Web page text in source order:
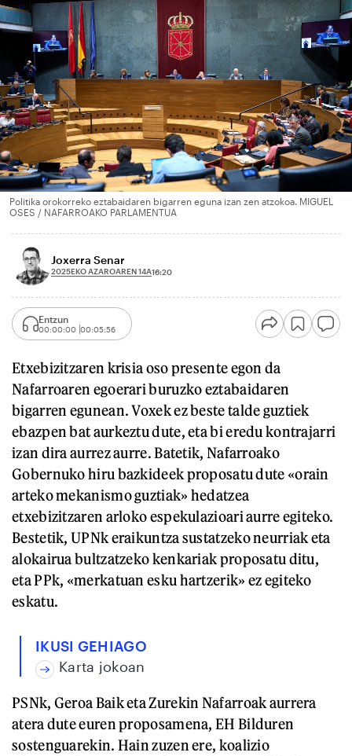
Politika orokorreko eztabaidaren bigarren eguna izan zen atzokoa. MIGUEL
OSES / NAFARROAKO PARLAMENTUA
Joxerra Senar
2025EKO AZAROAREN 14A16:20
Entzun
00:00:00 00:05:56
Etxebizitzaren krisia oso presente egon da
Nafarroaren egoerari buruzko eztabaidaren
bigarren egunean. Voxek ez beste talde guztiek
ebazpen bat aurkeztu dute, eta bi eredu kontrajarri
izan dira aurrez aurre. Batetik, Nafarroako
Gobernuko hiru bazkideek proposatu dute «orain
arteko mekanismo guztiak» hedatzea
etxebizitzaren arloko espekulazioari aurre egiteko.
Bestetik, UPNk eraikuntza sustatzeko neurriak eta
alokairua bultzatzeko kenkariak proposatu ditu,
eta PPk, «merkatuan esku hartzerik» ez egiteko
eskatu.
IKUSI GEHIAGO
Karta jokoan
PSNk, Geroa Baik eta Zurekin Nafarroak aurrera
atera dute euren proposamena, EH Bilduren
sostenguarekin. Hain zuzen ere, koalizio